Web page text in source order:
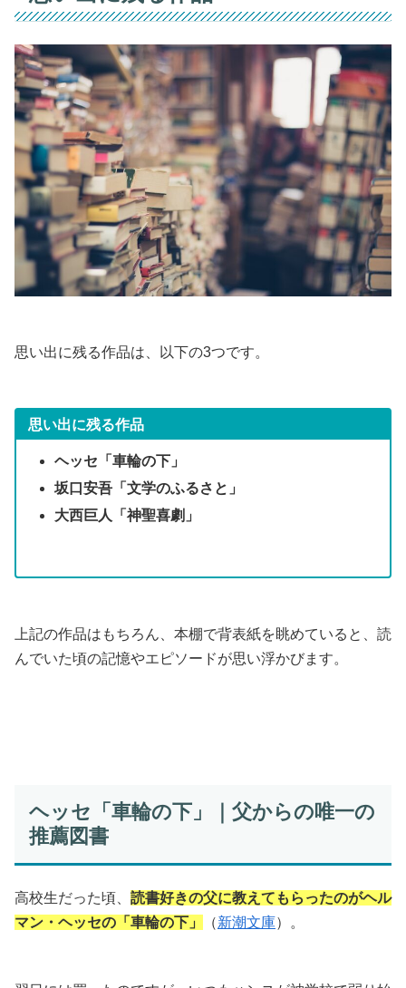
思い出に残る作品は、以下の3つです。
思い出に残る作品
ヘッセ「車輪の下」
坂口安吾「文学のふるさと」
大西巨人「神聖喜劇」
上記の作品はもちろん、本棚で背表紙を眺めていると、読
んでいた頃の記憶やエピソードが思い浮かびます。
ヘッセ「車輪の下」｜父からの唯一の
推薦図書
高校生だった頃、 読書好きの父に教えてもらったのがヘル
マン・ヘッセの「車輪の下」
（新潮文庫）。